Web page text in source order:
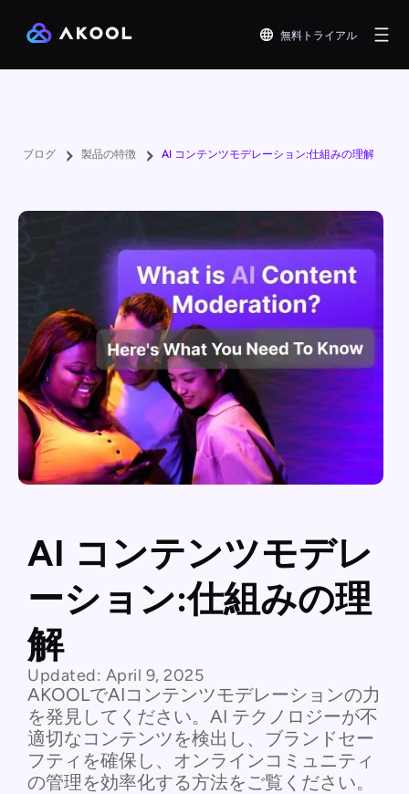
無料トライアル
ブログ 製品の特徴 AI コンテンツモデレーション:仕組みの理解
AI コンテンツモデレ
ーション:仕組みの理
解
Updated: April 9, 2025
AKOOLでAIコンテンツモデレーションの力
を発見してください。AI テクノロジーが不
適切なコンテンツを検出し、ブランドセー
フティを確保し、オンラインコミュニティ
の管理を効率化する方法をご覧ください。